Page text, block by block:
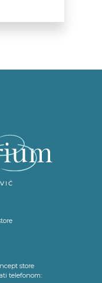
store
telefonom: